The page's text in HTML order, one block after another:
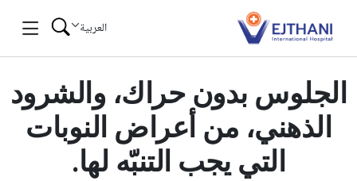
العربية
الجلوس بدون حراك، والشرود
الذهني، من أعراض النوبات
التي يجب التنبّه لها.